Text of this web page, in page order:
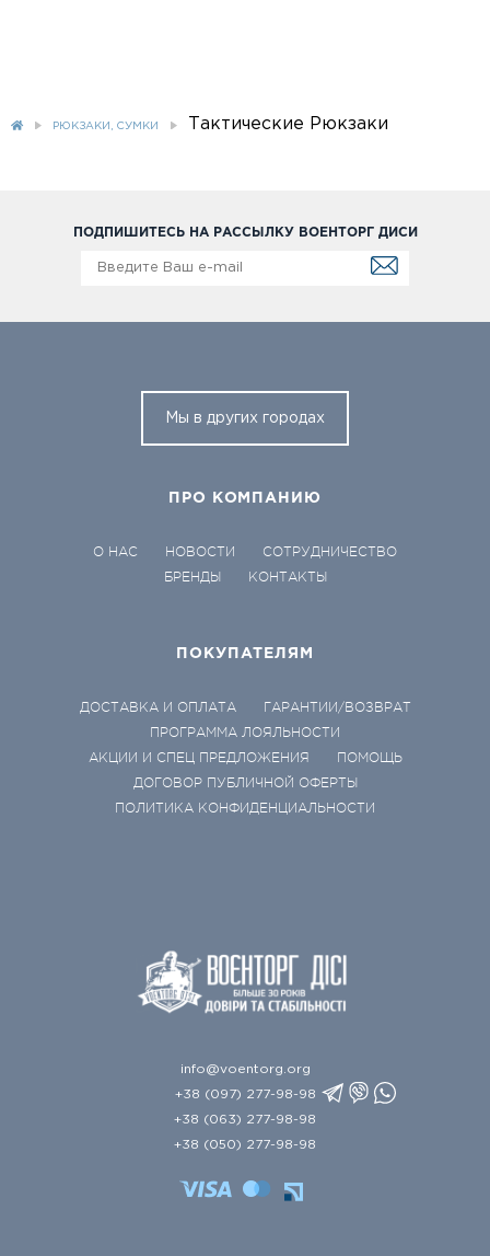
РЮКЗАКИ, СУМКИ Тактические Рюкзаки
ПОДПИШИТЕСЬ НА РАССЫЛКУ ВОЕНТОРГ ДИСИ
Мы в других городах
ПРО КОМПАНИЮ
О НАС НОВОСТИ
СОТРУДНИЧЕСТВО
БРЕНДЫ
КОНТАКТЫ
ПОКУПАТЕЛЯМ
ДОСТАВКА И ОПЛАТА
ГАРАНТИИ/ВОЗВРАТ
ПРОГРАММА ЛОЯЛЬНОСТИ
АКЦИИ И СПЕЦ ПРЕДЛОЖЕНИЯ
ПОМОЩЬ
ДОГОВОР ПУБЛИЧНОЙ ОФЕРТЫ
ПОЛИТИКА КОНФИДЕНЦИАЛЬНОСТИ
info@voentorg.org
+38 (097) 277-98-98
+38 (063) 277-98-98
+38 (050) 277-98-98